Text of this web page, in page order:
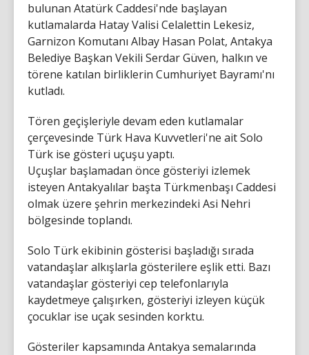
bulunan Atatürk Caddesi'nde başlayan
kutlamalarda Hatay Valisi Celalettin Lekesiz,
Garnizon Komutanı Albay Hasan Polat, Antakya
Belediye Başkan Vekili Serdar Güven, halkın ve
törene katılan birliklerin Cumhuriyet Bayramı'nı
kutladı.
Tören geçişleriyle devam eden kutlamalar
çerçevesinde Türk Hava Kuvvetleri'ne ait Solo
Türk ise gösteri uçuşu yaptı.
Uçuşlar başlamadan önce gösteriyi izlemek
isteyen Antakyalılar başta Türkmenbaşı Caddesi
olmak üzere şehrin merkezindeki Asi Nehri
bölgesinde toplandı.
Solo Türk ekibinin gösterisi başladığı sırada
vatandaşlar alkışlarla gösterilere eşlik etti. Bazı
vatandaşlar gösteriyi cep telefonlarıyla
kaydetmeye çalışırken, gösteriyi izleyen küçük
çocuklar ise uçak sesinden korktu.
Gösteriler kapsamında Antakya semalarında